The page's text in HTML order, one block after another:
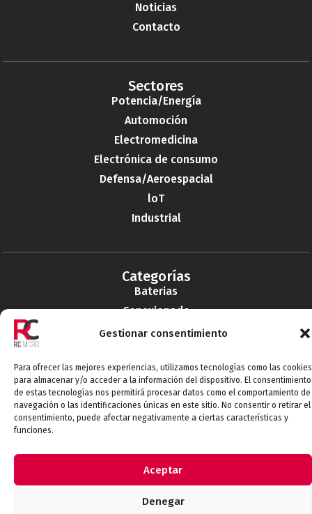
Gestionar consentimiento
Para ofrecer las mejores experiencias, utilizamos tecnologías como las cookies
para almacenar y/o acceder a la información del dispositivo. El consentimiento
de estas tecnologías nos permitirá procesar datos como el comportamiento de
navegación o las identificaciones únicas en este sitio. No consentir o retirar el
consentimiento, puede afectar negativamente a ciertas características y
funciones.
Aceptar
Denegar
Noticias
Contacto
Sectores
Potencia/Energía
Automoción
Electromedicina
Electrónica de consumo
Defensa/Aeroespacial
loT
Industrial
Categorías
Baterias
Conexionado
Electromecácnicos
EMI-RFI
Semiconductores
Telecomunicaciones
Conecta con nosotros